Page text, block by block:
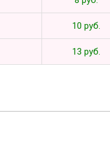
10 руб.
13 руб.